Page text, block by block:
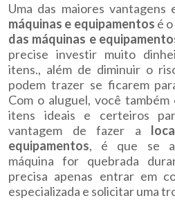
Uma das maiores vantagens
máquinas e equipamentos é
das máquinas e
precise investir muito
itens., além de diminuir o
podem trazer se ficarem
Com o aluguel, você
itens ideais e certeiros
vantagem de fazer a
equipamentos, é que se
máquina for quebrada
precisa apenas entrar em
especializada e solicitar uma